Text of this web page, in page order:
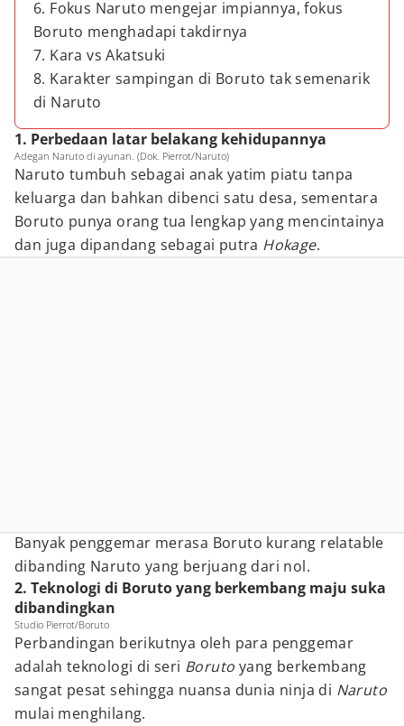
6. Fokus Naruto mengejar impiannya, fokus
Boruto menghadapi takdirnya
7. Kara vs Akatsuki
8. Karakter sampingan di Boruto tak semenarik
di Naruto
1. Perbedaan latar belakang kehidupannya
Adegan Naruto di ayunan. (Dok. Pierrot/Naruto)
Naruto tumbuh sebagai anak yatim piatu tanpa
keluarga dan bahkan dibenci satu desa, sementara
Boruto punya orang tua lengkap yang mencintainya
dan juga dipandang sebagai putra Hokage.
Banyak penggemar merasa Boruto kurang relatable
dibanding Naruto yang berjuang dari nol.
2. Teknologi di Boruto yang berkembang maju suka
dibandingkan
Studio Pierrot/Boruto
Perbandingan berikutnya oleh para penggemar
adalah teknologi di seri Boruto yang berkembang
sangat pesat sehingga nuansa dunia ninja di Naruto
mulai menghilang.